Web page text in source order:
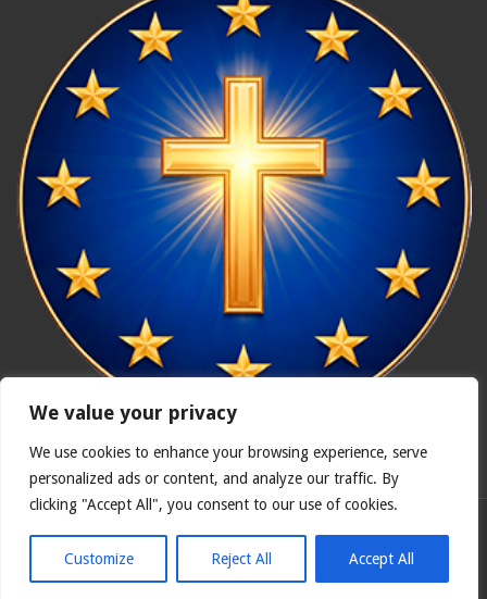
We value your privacy
We use cookies to enhance your browsing experience, serve
personalized ads or content, and analyze our traffic. By
clicking "Accept All", you consent to our use of cookies.
Customize Reject All Accept All
In nómine Patris, et Fílii, et Spíritus Sancti. Amen.
© Copyright 2026, Wszelkie prawa zastrzeżone